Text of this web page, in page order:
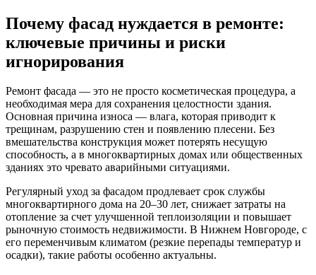
Почему фасад нуждается в ремонте:
ключевые причины и риски
игнорирования
Ремонт фасада — это не просто косметическая процедура, а
необходимая мера для сохранения целостности здания.
Основная причина износа — влага, которая приводит к
трещинам, разрушению стен и появлению плесени. Без
вмешательства конструкция может потерять несущую
способность, а в многоквартирных домах или общественных
зданиях это чревато аварийными ситуациями.
Регулярный уход за фасадом продлевает срок службы
многоквартирного дома на 20–30 лет, снижает затраты на
отопление за счет улучшенной теплоизоляции и повышает
рыночную стоимость недвижимости. В Нижнем Новгороде, с
его переменчивым климатом (резкие перепады температур и
осадки), такие работы особенно актуальны.